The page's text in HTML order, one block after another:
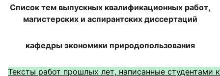
Список тем выпускных квалификационных работ,
магистерских и аспирантских диссертаций
кафедры экономики природопользования
Тексты работ прошлых лет, написанные студентами